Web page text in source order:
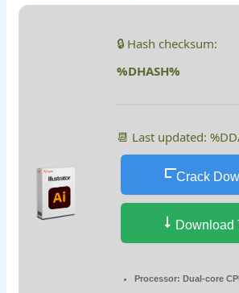
🔒 Hash checksum:
%DHASH%
📆 Last updated:
Crack
Download
Processor: Dual-core